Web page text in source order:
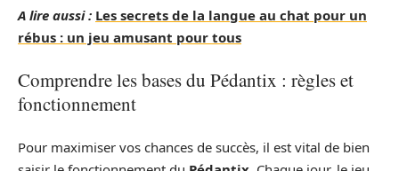
A lire aussi : Les secrets de la langue au chat pour un
rébus : un jeu amusant pour tous
Comprendre les bases du Pédantix : règles et
fonctionnement
Pour maximiser vos chances de succès, il est vital de bien